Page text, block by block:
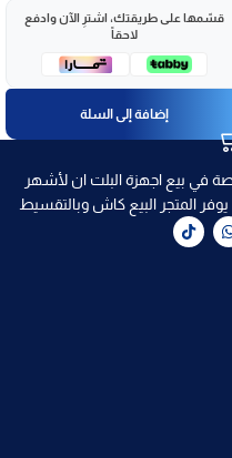
قسّمها على طريقتك، اشترِ الآن وادفع
لاحقاً
إضافة إلى السلة
في بيع اجهزة البلت ان لأشهر
المتجر البيع كاش وبالتقسيط